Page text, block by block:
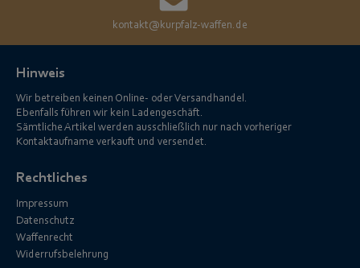
kontakt@kurpfalz-waffen.de
Hinweis
Wir betreiben keinen Online- oder Versandhandel.
Ebenfalls führen wir kein Ladengeschäft.
Sämtliche Artikel werden ausschließlich nur nach vorheriger
Kontaktaufname verkauft und versendet.
Rechtliches
Impressum
Datenschutz
Waffenrecht
Widerrufsbelehrung